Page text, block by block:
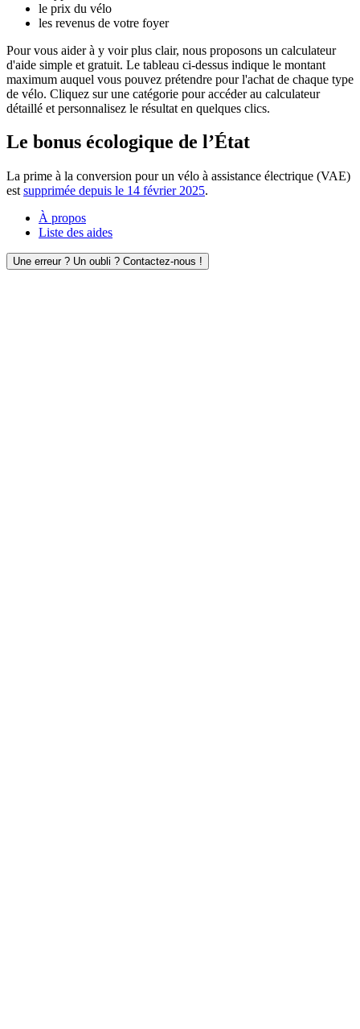
le prix du vélo
les revenus de votre foyer
Pour vous aider à y voir plus clair, nous proposons un calculateur
d'aide simple et gratuit. Le tableau ci-dessus indique le montant
maximum auquel vous pouvez prétendre pour l'achat de chaque type
de vélo. Cliquez sur une catégorie pour accéder au calculateur
détaillé et personnalisez le résultat en quelques clics.
Le bonus écologique de l’État
La prime à la conversion pour un vélo à assistance électrique (VAE)
est supprimée depuis le 14 février 2025.
À propos
Liste des aides
Une erreur ? Un oubli ? Contactez-nous !